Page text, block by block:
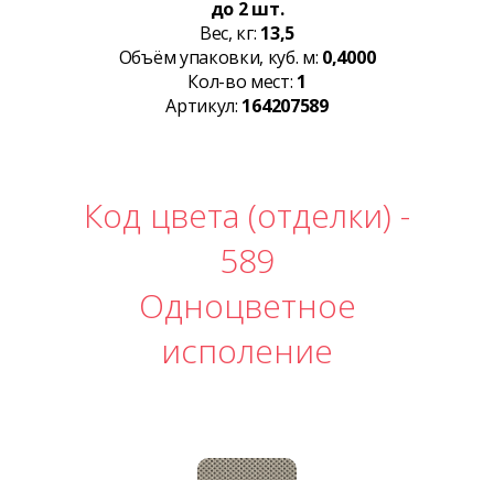
до 2 шт.
Вес, кг: 13,5
Объём упаковки, куб. м: 0,4000
Кол-во мест: 1
Артикул: 164207589
Код цвета (отделки) -
589
Одноцветное
исполение